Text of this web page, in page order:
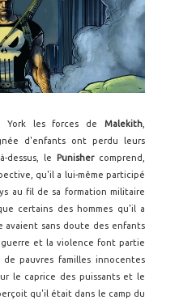
York les forces de Malekith
d'enfants ont perdu leurs
dessus, le Punishercomprend,
qu'il a lui-même participé
au fil de sa formation militaire
certains des hommes qu'il a
avaient sans doute des enfants
guerre et la violence font partie
pauvres familles innocentes
le caprice des puissants et le
qu'il était dans le camp du